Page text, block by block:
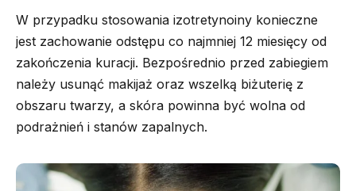
W przypadku stosowania izotretynoiny konieczne
jest zachowanie odstępu co najmniej 12 miesięcy od
zakończenia kuracji. Bezpośrednio przed zabiegiem
należy usunąć makijaż oraz wszelką biżuterię z
obszaru twarzy, a skóra powinna być wolna od
podrażnień i stanów zapalnych.